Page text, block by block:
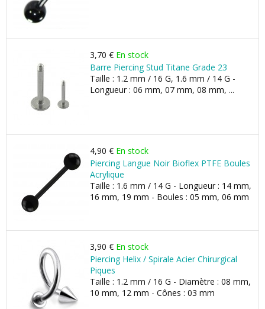
3,70 € En stock
Barre Piercing Stud Titane Grade 23
Taille : 1.2 mm / 16 G, 1.6 mm / 14 G -
Longueur : 06 mm, 07 mm, 08 mm, ...
4,90 € En stock
Piercing Langue Noir Bioflex PTFE Boules
Acrylique
Taille : 1.6 mm / 14 G - Longueur : 14 mm,
16 mm, 19 mm - Boules : 05 mm, 06 mm
3,90 € En stock
Piercing Helix / Spirale Acier Chirurgical
Piques
Taille : 1.2 mm / 16 G - Diamètre : 08 mm,
10 mm, 12 mm - Cônes : 03 mm